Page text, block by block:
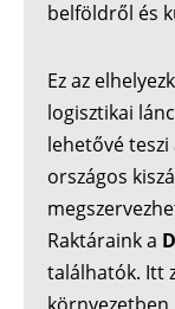
belföldről és
Ez az
logisztikai
lehetővé teszi
országos
Raktáraink a
találhatók. Itt